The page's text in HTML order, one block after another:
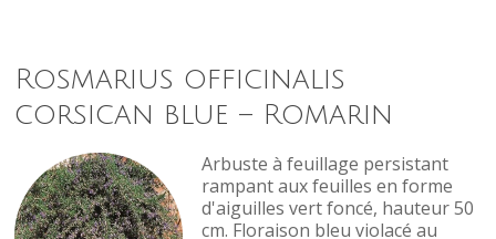
Rosmarius officinalis
corsican blue – Romarin
Arbuste à feuillage persistant
rampant aux feuilles en forme
d'aiguilles vert foncé, hauteur 50
cm. Floraison bleu violacé au